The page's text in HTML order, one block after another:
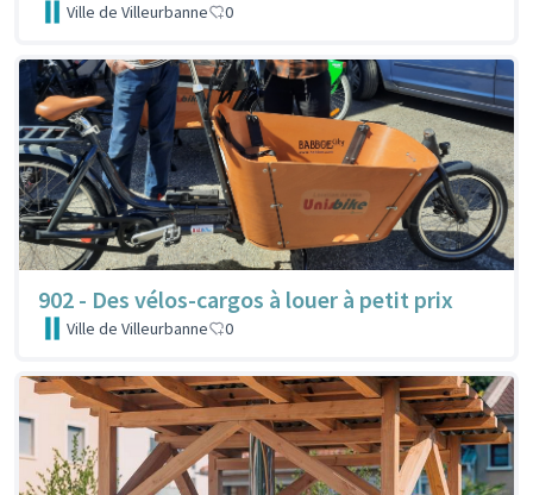
Ville de Villeurbanne 0
902 - Des vélos-cargos à louer à petit prix
Ville de Villeurbanne 0